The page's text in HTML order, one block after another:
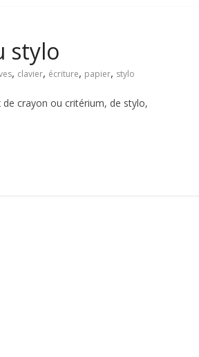
stylo
, clavier, écriture, papier, stylo
de crayon ou critérium, de stylo,